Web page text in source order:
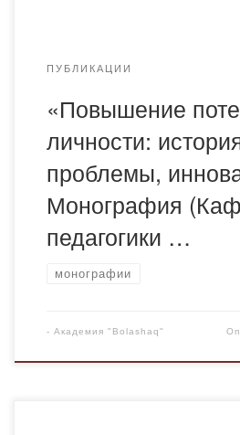
ПУБЛИКАЦИИ
«Повышение
личности:
проблемы,
Монография
педагогики …
монографии
- Академия "Bolashaq"